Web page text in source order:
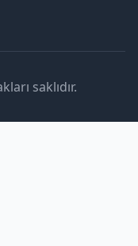
saklıdır.